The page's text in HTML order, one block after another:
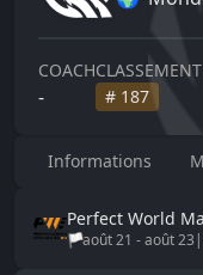
COACH
-
# 187
Informations
Perfect World
🏳️août 21 -août 23 |